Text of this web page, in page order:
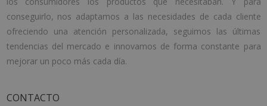
conseguirlo, nos adaptamos a las necesidades de cada cliente
ofreciendo una atención personalizada, seguimos las últimas
tendencias del mercado e innovamos de forma constante para
mejorar un poco más cada día.
CONTACTO